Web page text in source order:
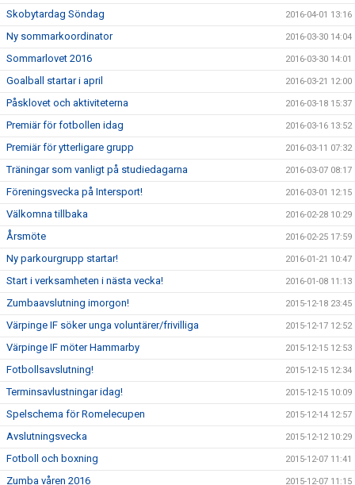
Skobytardag Söndag 2016-04-01 13:16
Ny sommarkoordinator 2016-03-30 14:04
Sommarlovet 2016 2016-03-30 14:01
Goalball startar i april 2016-03-21 12:00
Påsklovet och aktiviteterna 2016-03-18 15:37
Premiär för fotbollen idag 2016-03-16 13:52
Premiär för ytterligare grupp 2016-03-11 07:32
Träningar som vanligt på studiedagarna 2016-03-07 08:17
Föreningsvecka på Intersport! 2016-03-01 12:15
Välkomna tillbaka 2016-02-28 10:29
Årsmöte 2016-02-25 17:59
Ny parkourgrupp startar! 2016-01-21 10:47
Start i verksamheten i nästa vecka! 2016-01-08 11:13
Zumbaavslutning imorgon! 2015-12-18 23:45
Värpinge IF söker unga voluntärer/frivilliga 2015-12-17 12:52
Värpinge IF möter Hammarby 2015-12-15 12:53
Fotbollsavslutning! 2015-12-15 12:34
Terminsavlustningar idag! 2015-12-15 10:09
Spelschema för Romelecupen 2015-12-14 12:57
Avslutningsvecka 2015-12-12 10:29
Fotboll och boxning 2015-12-07 11:41
Zumba våren 2016 2015-12-07 11:15